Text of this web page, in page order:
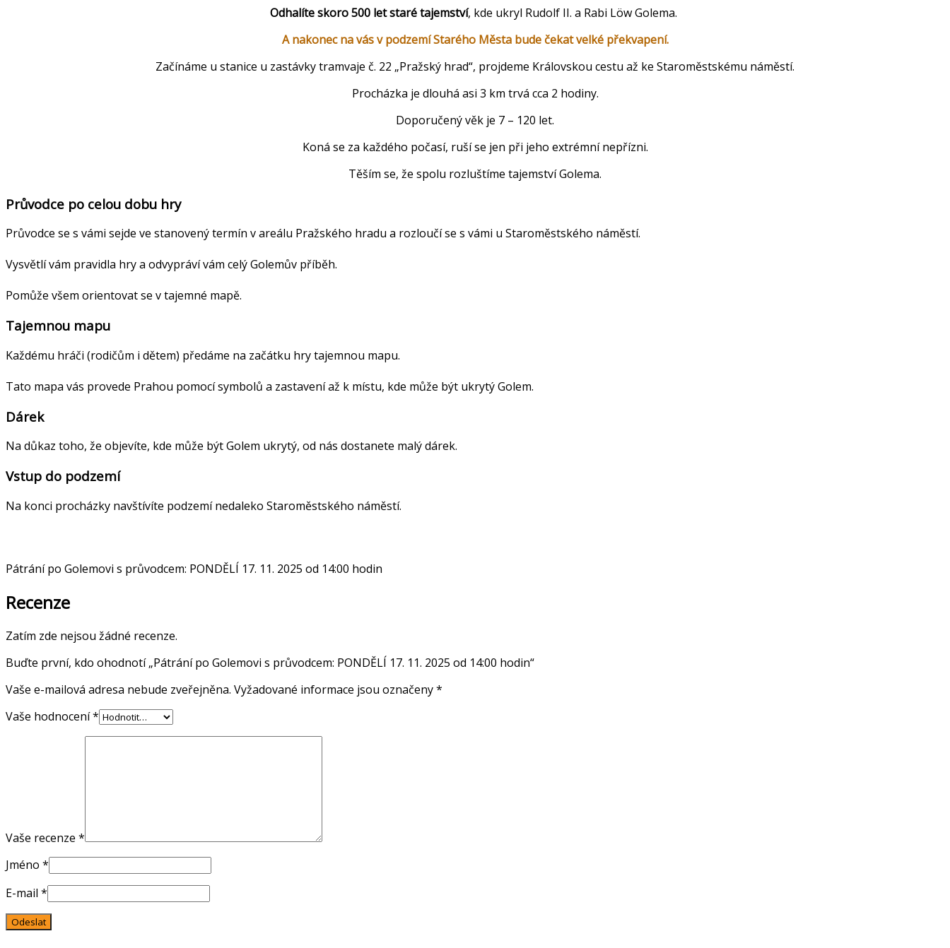
Odhalíte skoro 500 let staré tajemství, kde ukryl Rudolf II. a Rabi Löw Golema.
A nakonec na vás v podzemí Starého Města bude čekat velké překvapení.
Začínáme u stanice u zastávky tramvaje č. 22 „Pražský hrad“, projdeme Královskou cestu až ke Staroměstskému náměstí.
Procházka je dlouhá asi 3 km trvá cca 2 hodiny.
Doporučený věk je 7 – 120 let.
Koná se za každého počasí, ruší se jen při jeho extrémní nepřízni.
Těším se, že spolu rozluštíme tajemství Golema.
Průvodce po celou dobu hry
Průvodce se s vámi sejde ve stanovený termín v areálu Pražského hradu a rozloučí se s vámi u Staroměstského náměstí.
Vysvětlí vám pravidla hry a odvypráví vám celý Golemův příběh.
Pomůže všem orientovat se v tajemné mapě.
Tajemnou mapu
Každému hráči (rodičům i dětem) předáme na začátku hry tajemnou mapu.
Tato mapa vás provede Prahou pomocí symbolů a zastavení až k místu, kde může být ukrytý Golem.
Dárek
Na důkaz toho, že objevíte, kde může být Golem ukrytý, od nás dostanete malý dárek.
Vstup do podzemí
Na konci procházky navštívíte podzemí nedaleko Staroměstského náměstí.
Pátrání po Golemovi s průvodcem: PONDĚLÍ 17. 11. 2025 od 14:00 hodin
Recenze
Zatím zde nejsou žádné recenze.
Buďte první, kdo ohodnotí „Pátrání po Golemovi s průvodcem: PONDĚLÍ 17. 11. 2025 od 14:00 hodin“
Vaše e-mailová adresa nebude zveřejněna. Vyžadované informace jsou označeny*
Vaše hodnocení*
Vaše recenze *
Jméno *
E-mail *